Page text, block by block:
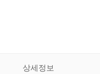
상세정보